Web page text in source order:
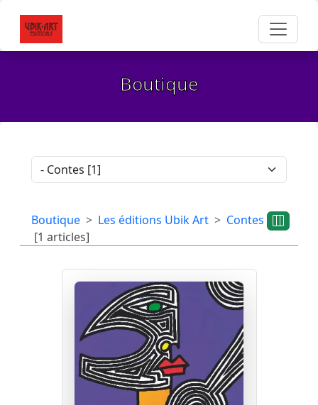
Boutique
Boutique Les éditions Ubik Art
Contes
[1 articles]